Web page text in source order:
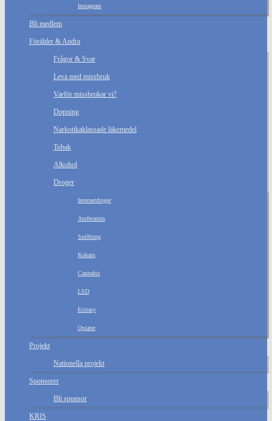
Instagram
Bli medlem
Förälder & Andra
Frågor & Svar
Leva med missbruk
Varför missbrukar vi?
Dopning
Narkotikaklassade läkemedel
Tobak
Alkohol
Droger
Internetdroger
Amfetamin
Sniffning
Kokain
Cannabis
LSD
Ecstasy
Opiater
Projekt
Nationella projekt
Sponsorer
Bli sponsor
KRIS